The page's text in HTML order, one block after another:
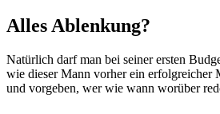
Alles Ablenkung?
Natürlich darf man bei seiner ersten
wie dieser Mann vorher ein erfolg­reicher
und vorgeben, wer wie wann worüber